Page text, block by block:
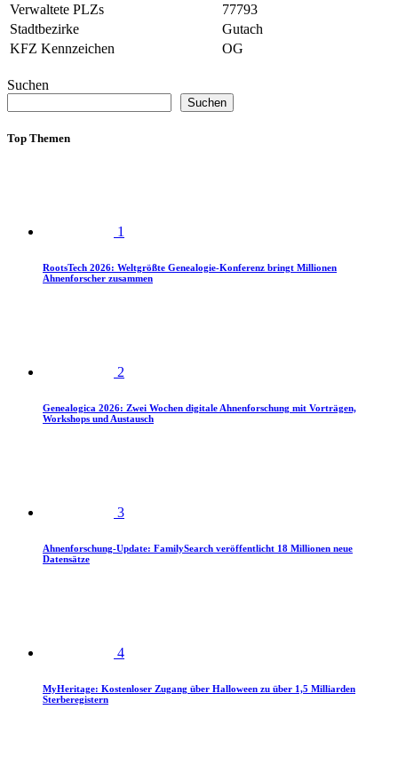
Verwaltete PLZs
77793
Stadtbezirke
Gutach
KFZ Kennzeichen
OG
Suchen
Suchen
Top Themen
1
RootsTech 2026: Weltgrößte Genealogie-Konferenz bringt Millionen
Ahnenforscher zusammen
2
Genealogica 2026: Zwei Wochen digitale Ahnenforschung mit Vorträgen,
Workshops und Austausch
3
Ahnenforschung-Update: FamilySearch veröffentlicht 18 Millionen neue
Datensätze
4
MyHeritage: Kostenloser Zugang über Halloween zu über 1,5 Milliarden
Sterberegistern